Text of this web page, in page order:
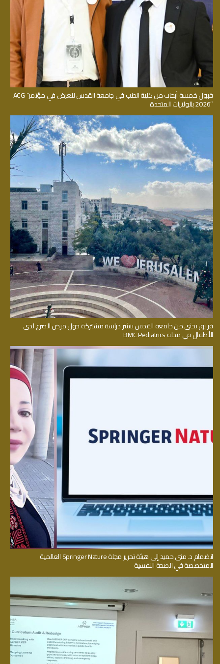
قبول خمسة أبحاث من كلية الطب في جامعة القدس للعرض في مؤتمر” ACG
2026″ بالولايات المتحدة
فريق بحثي من جامعة القدس ينشر دراسة مشتركة حول مرض الصرع لدى
الأطفال في مجلة BMC Pediatrics
انضمام د. منى حميد إلى هيئة تحرير مجلة Springer Nature العالمية
المتخصصة في الصحة النفسية